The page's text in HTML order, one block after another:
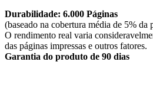
Durabilidade: 6.000 Páginas
(baseado na cobertura média de 5% da
O rendimento real varia
das páginas impressas e outros fatores.
Garantia do produto de 90 dias